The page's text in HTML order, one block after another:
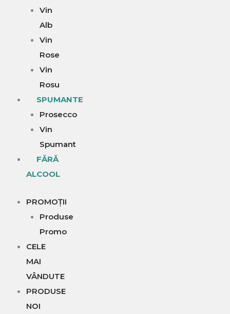
Vin
Alb
Vin
Rose
Vin
Rosu
SPUMANTE
Prosecco
Vin
Spumant
FĂRĂ
ALCOOL
PROMOȚII
Produse
Promo
CELE
MAI
VÂNDUTE
PRODUSE
NOI